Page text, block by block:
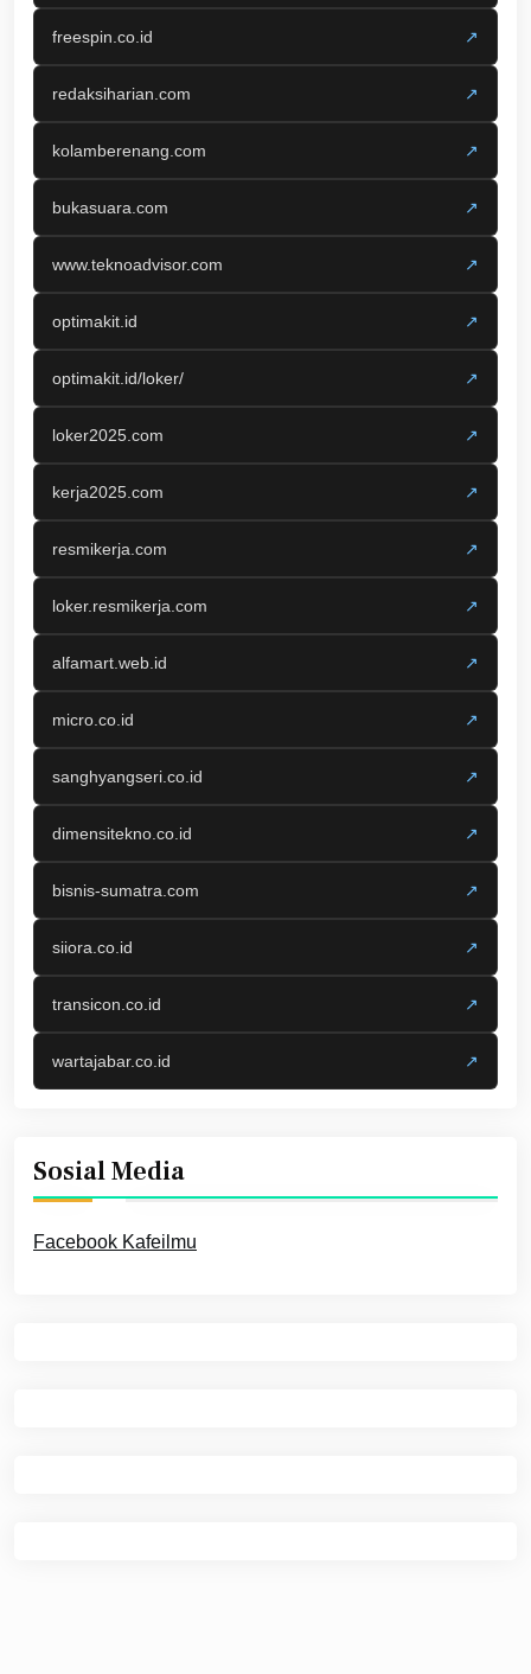
freespin.co.id ↗
redaksiharian.com ↗
kolamberenang.com ↗
bukasuara.com ↗
www.teknoadvisor.com ↗
optimakit.id ↗
optimakit.id/loker/ ↗
loker2025.com ↗
kerja2025.com ↗
resmikerja.com ↗
loker.resmikerja.com ↗
alfamart.web.id ↗
micro.co.id ↗
sanghyangseri.co.id ↗
dimensitekno.co.id ↗
bisnis-sumatra.com ↗
siiora.co.id ↗
transicon.co.id ↗
wartajabar.co.id ↗
Sosial Media
Facebook Kafeilmu